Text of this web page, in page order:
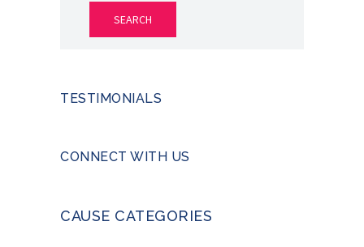
TESTIMONIALS
CONNECT WITH US
CAUSE CATEGORIES